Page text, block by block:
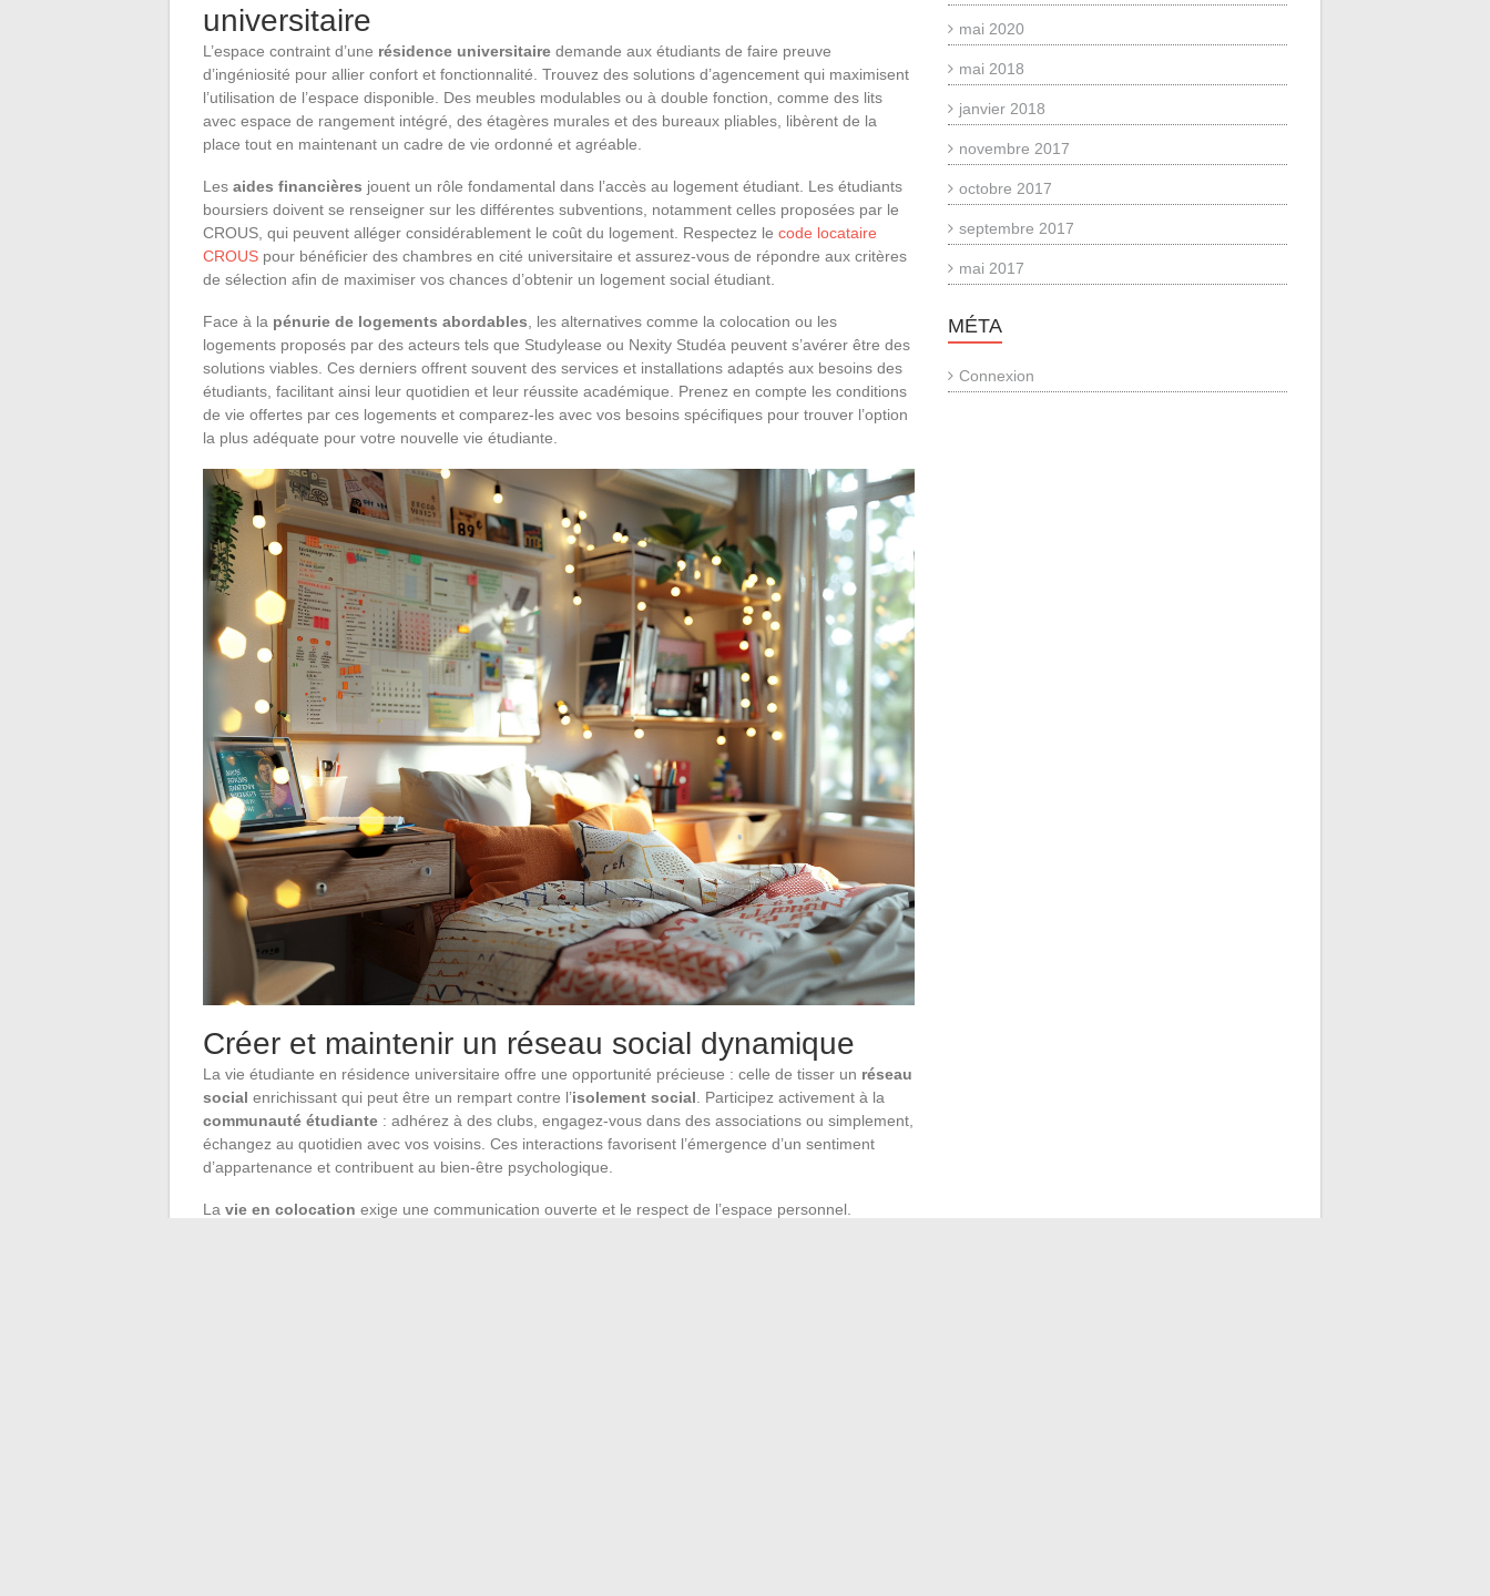
universitaire
L’espace contraint d’une résidence universitaire demande aux étudiants de faire preuve
d’ingéniosité pour allier confort et fonctionnalité. Trouvez des solutions d’agencement qui maximisent
l’utilisation de l’espace disponible. Des meubles modulables ou à double fonction, comme des lits
avec espace de rangement intégré, des étagères murales et des bureaux pliables, libèrent de la
place tout en maintenant un cadre de vie ordonné et agréable.
Les aides financières jouent un rôle fondamental dans l’accès au logement étudiant. Les étudiants
boursiers doivent se renseigner sur les différentes subventions, notamment celles proposées par le
CROUS, qui peuvent alléger considérablement le coût du logement. Respectez le code locataire
CROUS pour bénéficier des chambres en cité universitaire et assurez-vous de répondre aux critères
de sélection afin de maximiser vos chances d’obtenir un logement social étudiant.
Face à la pénurie de logements abordables , les alternatives comme la colocation ou les
logements proposés par des acteurs tels que Studylease ou Nexity Studéa peuvent s’avérer être des
solutions viables. Ces derniers offrent souvent des services et installations adaptés aux besoins des
étudiants, facilitant ainsi leur quotidien et leur réussite académique. Prenez en compte les conditions
de vie offertes par ces logements et comparez-les avec vos besoins spécifiques pour trouver l’option
la plus adéquate pour votre nouvelle vie étudiante.
Créer et maintenir un réseau social dynamique
La vie étudiante en résidence universitaire offre une opportunité précieuse : celle de tisser un réseau
social enrichissant qui peut être un rempart contre l’isolement social . Participez activement à la
communauté étudiante : adhérez à des clubs, engagez-vous dans des associations ou simplement,
échangez au quotidien avec vos voisins. Ces interactions favorisent l’émergence d’un sentiment
d’appartenance et contribuent au bien-être psychologique.
La vie en colocation exige une communication ouverte et le respect de l’espace personnel.
mai 2020
mai 2018
janvier 2018
novembre 2017
octobre 2017
septembre 2017
mai 2017
MÉTA
Connexion